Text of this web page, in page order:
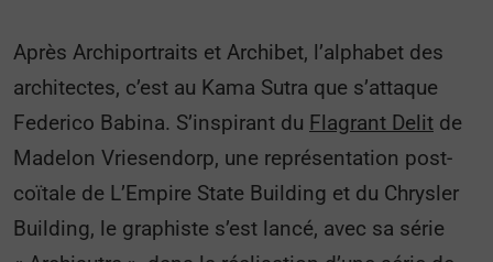
Après Archiportraits et Archibet, l’alphabet des
architectes, c’est au Kama Sutra que s’attaque
Federico Babina. S’inspirant du Flagrant Delit de
Madelon Vriesendorp, une représentation post-
coïtale de L’Empire State Building et du Chrysler
Building, le graphiste s’est lancé, avec sa série